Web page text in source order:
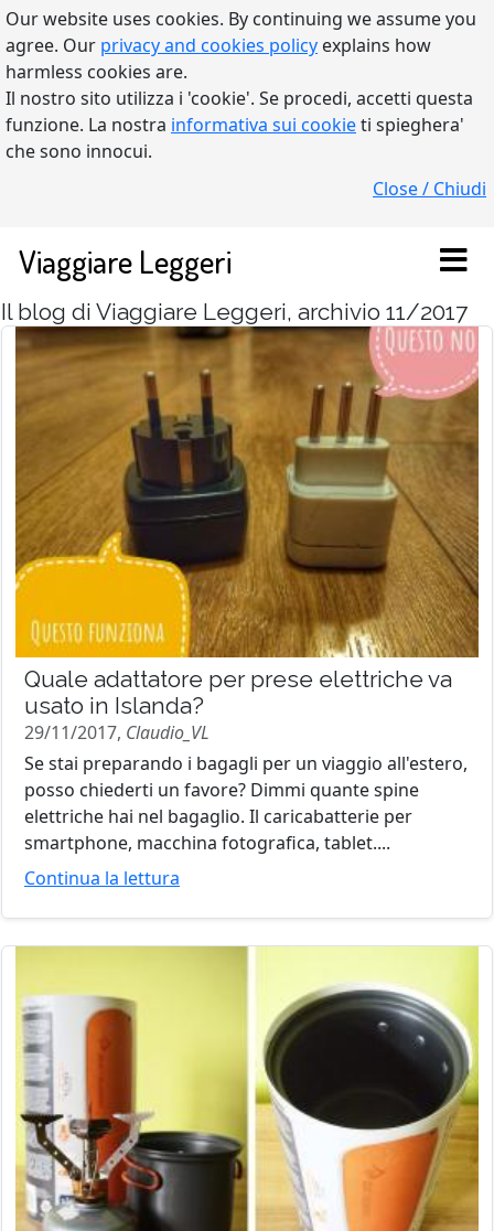
Our website uses cookies. By continuing we assume you
agree. Our privacy and cookies policy explains how
harmless cookies are.
Il nostro sito utilizza i 'cookie'. Se procedi, accetti questa
funzione. La nostra informativa sui cookieti spieghera'
che sono innocui.
Close / Chiudi
Viaggiare Leggeri
Il blog di Viaggiare Leggeri, archivio 11/2017
Quale adattatore per prese elettriche va
usato in Islanda?
29/11/2017, Claudio_VL
Se stai preparando i bagagli per un viaggio all'estero,
posso chiederti un favore? Dimmi quante spine
elettriche hai nel bagaglio. Il caricabatterie per
smartphone, macchina fotografica, tablet....
Continua la lettura